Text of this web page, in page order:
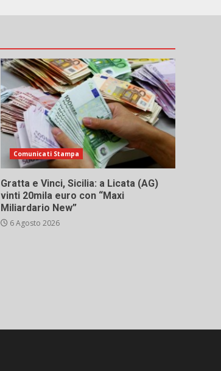
Comunicati Stampa
Gratta e Vinci, Sicilia: a Licata (AG)
vinti 20mila euro con “Maxi
Miliardario New”
6 Agosto 2026